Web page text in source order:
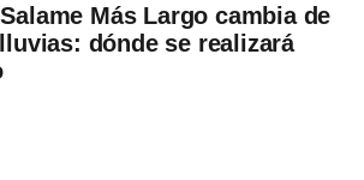
Más Largo cambia de
dónde se realizará